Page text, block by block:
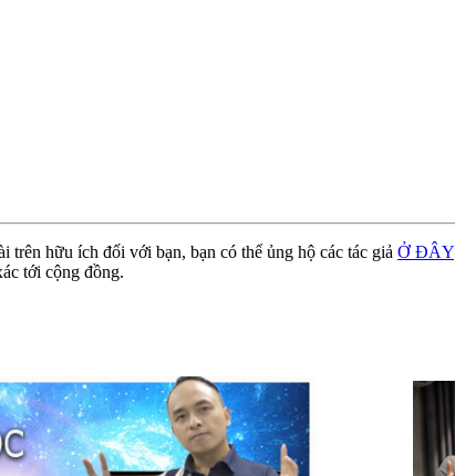
trên hữu ích đối với bạn, bạn có thể ủng hộ các tác giả Ở ĐÂY
tới cộng đồng.